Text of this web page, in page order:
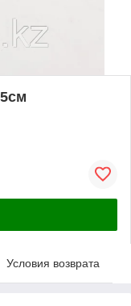
Условия возврата